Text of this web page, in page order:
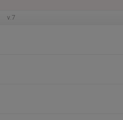
v.7